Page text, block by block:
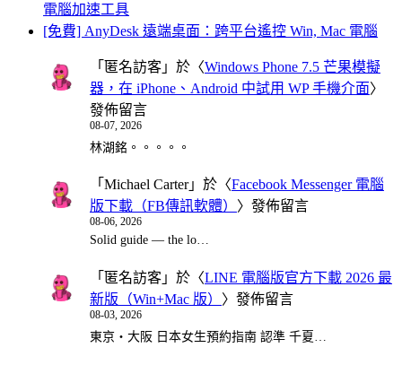
電腦加速工具
[免費] AnyDesk 遠端桌面：跨平台遙控 Win, Mac 電腦
「 匿名訪客 」於〈Windows Phone 7.5 芒果模擬
器，在 iPhone、Android 中試用 WP 手機介面〉
發佈留言
08-07, 2026
林湖銘。。。。。
「 Michael Carter」於〈Facebook Messenger 電腦
版下載（FB傳訊軟體） 〉發佈留言
08-06, 2026
Solid guide — the lo…
「 匿名訪客 」於〈LINE 電腦版官方下載 2026 最
新版（Win+Mac 版） 〉發佈留言
08-03, 2026
東京・大阪 日本女生預約指南 認準 千夏…